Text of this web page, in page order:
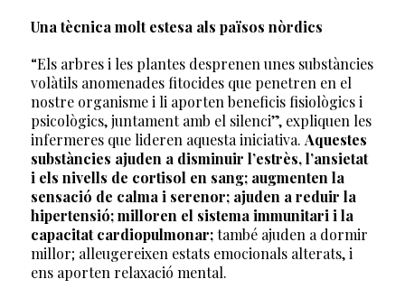
Una tècnica molt estesa als països nòrdics
“Els arbres i les plantes desprenen unes substàncies
volàtils anomenades fitocides que penetren en el
nostre organisme i li aporten beneficis fisiològics i
psicològics, juntament amb el silenci”, expliquen les
infermeres que lideren aquesta iniciativa. Aquestes
substàncies ajuden a disminuir l’estrès, l’ansietat
i els nivells de cortisol en sang; augmenten la
sensació de calma i serenor; ajuden a reduir la
hipertensió; milloren el sistema immunitari i la
capacitat cardiopulmonar;també ajuden a dormir
millor; alleugereixen estats emocionals alterats, i
ens aporten relaxació mental.